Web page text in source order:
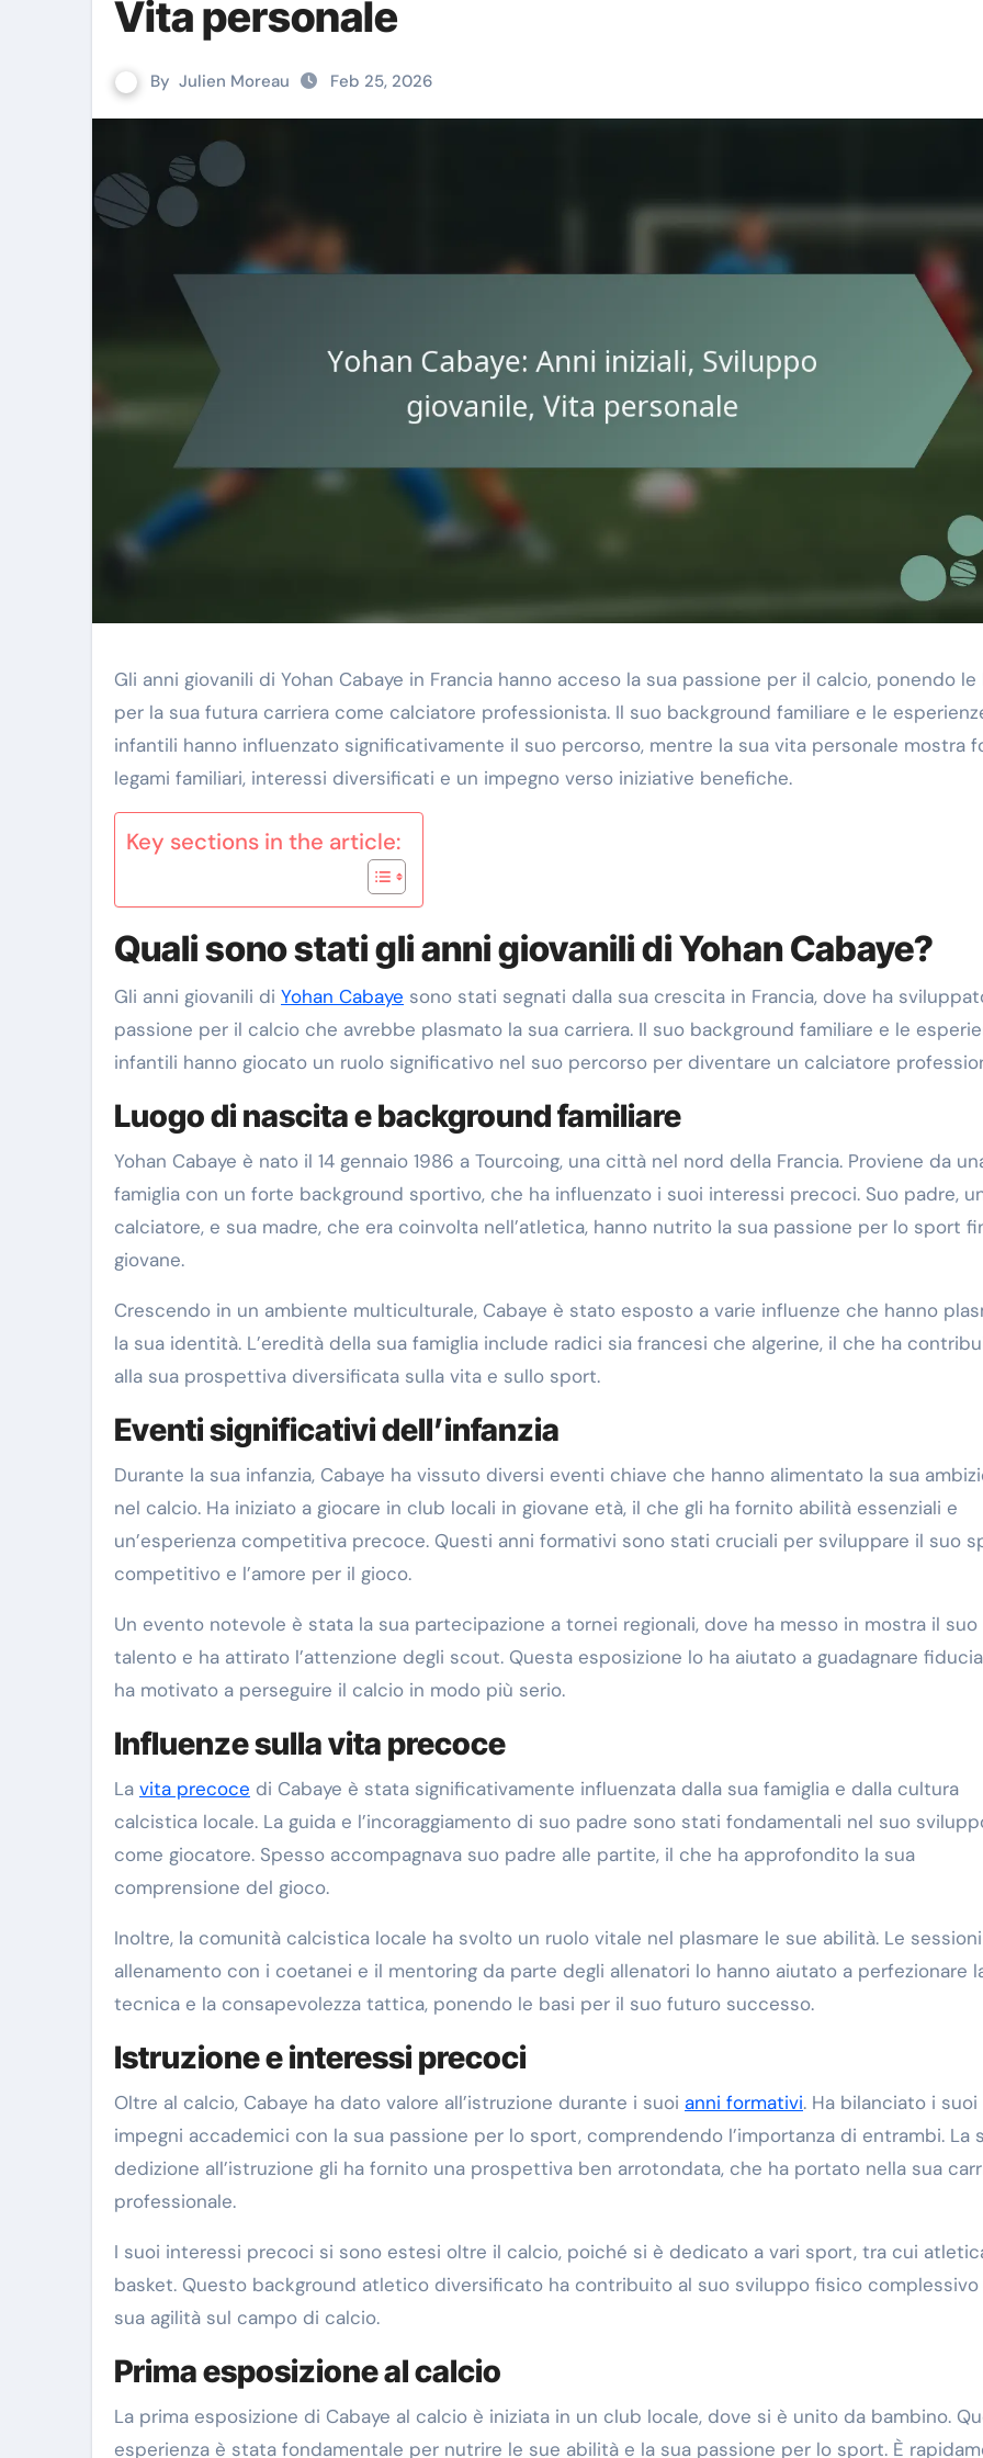
Vita personale
By Julien Moreau Feb 25, 2026
Gli anni giovanili di Yohan Cabaye in Francia hanno acceso la sua passione per il calcio, ponendo le
per la sua futura carriera come calciatore professionista. Il suo background familiare e le
infantili hanno influenzato significativamente il suo percorso, mentre la sua vita personale mostra
legami familiari, interessi diversificati e un impegno verso iniziative benefiche.
Key sections in the article:
Quali sono stati gli anni giovanili di Yohan Cabaye?
Gli anni giovanili di Yohan Cabaye sono stati segnati dalla sua crescita in Francia, dove ha
passione per il calcio che avrebbe plasmato la sua carriera. Il suo background familiare e le
infantili hanno giocato un ruolo significativo nel suo percorso per diventare un calciatore
Luogo di nascita e background familiare
Yohan Cabaye è nato il 14 gennaio 1986 a Tourcoing, una città nel nord della Francia. Proviene da
famiglia con un forte background sportivo, che ha influenzato i suoi interessi precoci. Suo padre,
calciatore, e sua madre, che era coinvolta nell’atletica, hanno nutrito la sua passione per lo sport
giovane.
Crescendo in un ambiente multiculturale, Cabaye è stato esposto a varie influenze che hanno
la sua identità. L’eredità della sua famiglia include radici sia francesi che algerine, il che ha
alla sua prospettiva diversificata sulla vita e sullo sport.
Eventi significativi dell’infanzia
Durante la sua infanzia, Cabaye ha vissuto diversi eventi chiave che hanno alimentato la sua
nel calcio. Ha iniziato a giocare in club locali in giovane età, il che gli ha fornito abilità essenziali e
un’esperienza competitiva precoce. Questi anni formativi sono stati cruciali per sviluppare il suo
competitivo e l’amore per il gioco.
Un evento notevole è stata la sua partecipazione a tornei regionali, dove ha messo in mostra il suo
talento e ha attirato l’attenzione degli scout. Questa esposizione lo ha aiutato a guadagnare
ha motivato a perseguire il calcio in modo più serio.
Influenze sulla vita precoce
La vita precoce di Cabaye è stata significativamente influenzata dalla sua famiglia e dalla cultura
calcistica locale. La guida e l’incoraggiamento di suo padre sono stati fondamentali nel suo
come giocatore. Spesso accompagnava suo padre alle partite, il che ha approfondito la sua
comprensione del gioco.
Inoltre, la comunità calcistica locale ha svolto un ruolo vitale nel plasmare le sue abilità. Le
allenamento con i coetanei e il mentoring da parte degli allenatori lo hanno aiutato a perfezionare
tecnica e la consapevolezza tattica, ponendo le basi per il suo futuro successo.
Istruzione e interessi precoci
Oltre al calcio, Cabaye ha dato valore all’istruzione durante i suoi anni formativi. Ha bilanciato i suoi
impegni accademici con la sua passione per lo sport, comprendendo l’importanza di entrambi. La
dedizione all’istruzione gli ha fornito una prospettiva ben arrotondata, che ha portato nella sua
professionale.
I suoi interessi precoci si sono estesi oltre il calcio, poiché si è dedicato a vari sport, tra cui
basket. Questo background atletico diversificato ha contribuito al suo sviluppo fisico complessivo
sua agilità sul campo di calcio.
Prima esposizione al calcio
La prima esposizione di Cabaye al calcio è iniziata in un club locale, dove si è unito da bambino.
esperienza è stata fondamentale per nutrire le sue abilità e la sua passione per lo sport. È